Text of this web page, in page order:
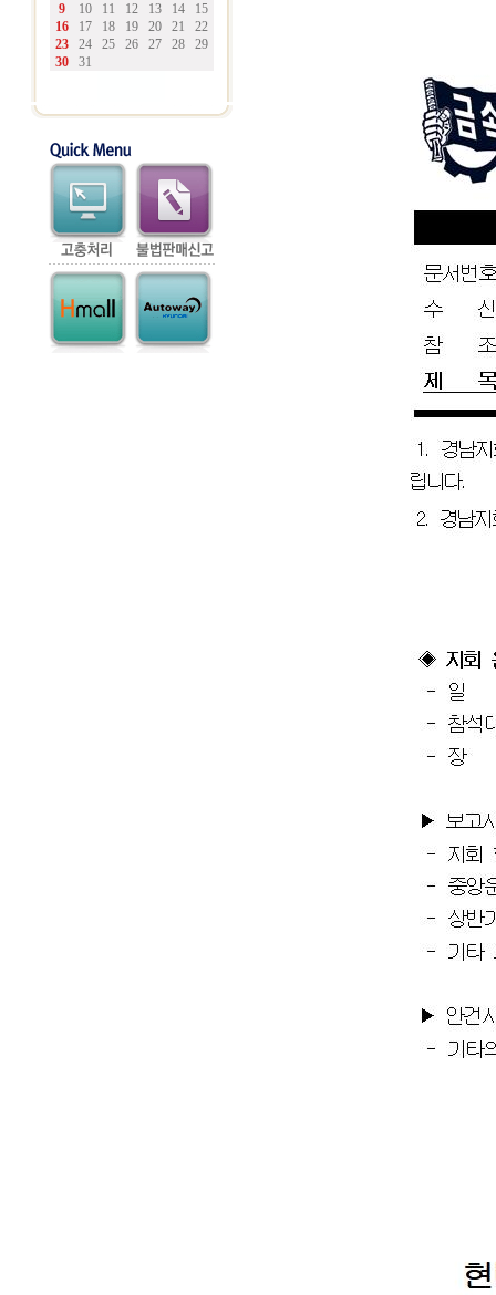
9
10 11 12 13 14
15
16
17 18 19 20 21
22
23
24 25 26 27 28
29
30
31